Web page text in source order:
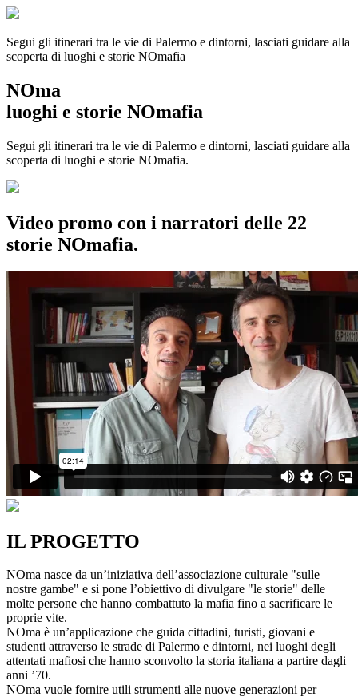
Segui gli itinerari tra le vie di Palermo e dintorni, lasciati guidare alla
scoperta di luoghi e storie NOmafia
NOma
luoghi e storie NOmafia
Segui gli itinerari tra le vie di Palermo e dintorni, lasciati guidare alla
scoperta di luoghi e storie NOmafia.
Video promo con i narratori delle 22
storie NOmafia.
IL PROGETTO
NOma nasce da un’iniziativa dell’associazione culturale "sulle
nostre gambe" e si pone l’obiettivo di divulgare "le storie" delle
molte persone che hanno combattuto la mafia fino a sacrificare le
proprie vite.
NOma è un’applicazione che guida cittadini, turisti, giovani e
studenti attraverso le strade di Palermo e dintorni, nei luoghi degli
attentati mafiosi che hanno sconvolto la storia italiana a partire dagli
anni ’70.
NOma vuole fornire utili strumenti alle nuove generazioni per